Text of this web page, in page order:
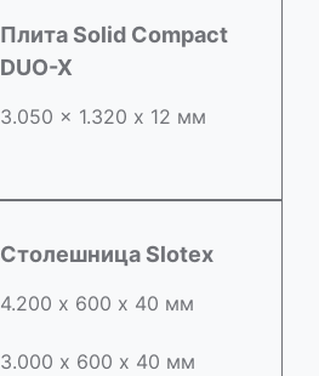
Плита Solid Compact
DUO-X
3.050 x 1.320 х 12 мм
Столешница Slotex
4.200 х 600 х 40 мм
3.000 х 600 х 40 мм